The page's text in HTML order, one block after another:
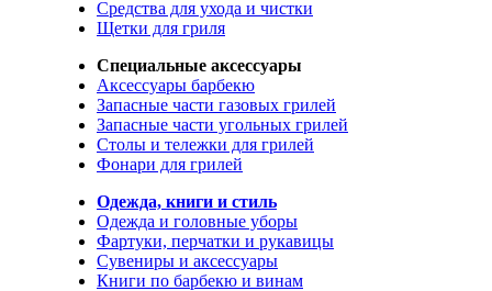
Средства для ухода и чистки
Щетки для гриля
Специальные аксессуары
Аксессуары барбекю
Запасные части газовых грилей
Запасные части угольных грилей
Столы и тележки для грилей
Фонари для грилей
Одежда, книги и стиль
Одежда и головные уборы
Фартуки, перчатки и рукавицы
Сувениры и аксессуары
Книги по барбекю и винам